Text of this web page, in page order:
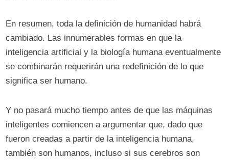
En resumen, toda la definición de humanidad habrá
cambiado. Las innumerables formas en que la
inteligencia artificial y la biología humana eventualmente
se combinarán requerirán una redefinición de lo que
significa ser humano.
Y no pasará mucho tiempo antes de que las máquinas
inteligentes comiencen a argumentar que, dado que
fueron creadas a partir de la inteligencia humana,
también son humanos, incluso si sus cerebros son